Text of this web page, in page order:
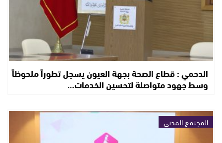
الدحمي : قطاع الصحة بجهة العيون يسجل تطوراً ملحوظاً
وسط جهود متواصلة لتحسين الخدمات…
المجتمع المدني